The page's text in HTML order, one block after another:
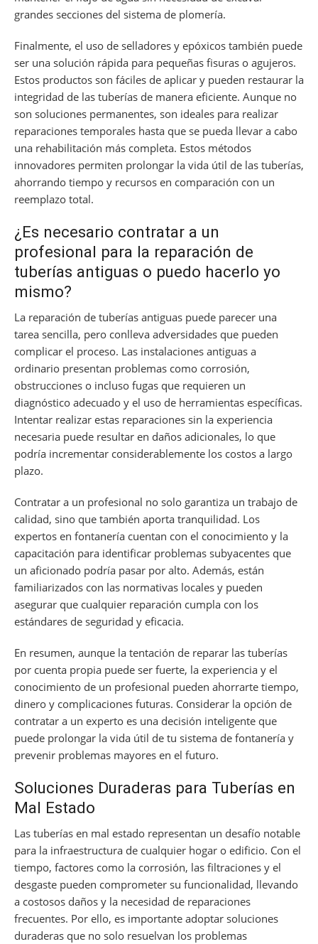
grandes secciones del sistema de plomería.
Finalmente, el uso de selladores y epóxicos también puede
ser una solución rápida para pequeñas fisuras o agujeros.
Estos productos son fáciles de aplicar y pueden restaurar la
integridad de las tuberías de manera eficiente. Aunque no
son soluciones permanentes, son ideales para realizar
reparaciones temporales hasta que se pueda llevar a cabo
una rehabilitación más completa. Estos métodos
innovadores permiten prolongar la vida útil de las tuberías,
ahorrando tiempo y recursos en comparación con un
reemplazo total.
¿Es necesario contratar a un
profesional para la reparación de
tuberías antiguas o puedo hacerlo yo
mismo?
La reparación de tuberías antiguas puede parecer una
tarea sencilla, pero conlleva adversidades que pueden
complicar el proceso. Las instalaciones antiguas a
ordinario presentan problemas como corrosión,
obstrucciones o incluso fugas que requieren un
diagnóstico adecuado y el uso de herramientas específicas.
Intentar realizar estas reparaciones sin la experiencia
necesaria puede resultar en daños adicionales, lo que
podría incrementar considerablemente los costos a largo
plazo.
Contratar a un profesional no solo garantiza un trabajo de
calidad, sino que también aporta tranquilidad. Los
expertos en fontanería cuentan con el conocimiento y la
capacitación para identificar problemas subyacentes que
un aficionado podría pasar por alto. Además, están
familiarizados con las normativas locales y pueden
asegurar que cualquier reparación cumpla con los
estándares de seguridad y eficacia.
En resumen, aunque la tentación de reparar las tuberías
por cuenta propia puede ser fuerte, la experiencia y el
conocimiento de un profesional pueden ahorrarte tiempo,
dinero y complicaciones futuras. Considerar la opción de
contratar a un experto es una decisión inteligente que
puede prolongar la vida útil de tu sistema de fontanería y
prevenir problemas mayores en el futuro.
Soluciones Duraderas para Tuberías en
Mal Estado
Las tuberías en mal estado representan un desafío notable
para la infraestructura de cualquier hogar o edificio. Con el
tiempo, factores como la corrosión, las filtraciones y el
desgaste pueden comprometer su funcionalidad, llevando
a costosos daños y la necesidad de reparaciones
frecuentes. Por ello, es importante adoptar soluciones
duraderas que no solo resuelvan los problemas